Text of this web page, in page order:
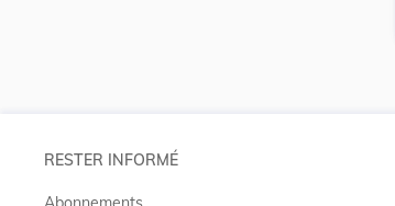
RESTER INFORMÉ